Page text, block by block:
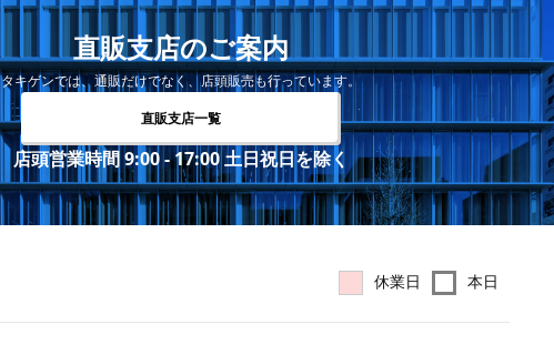
直販支店のご案内
タキゲンでは、通販だけでなく、店頭販売も行っています。
直販支店一覧
店頭営業時間 9:00 - 17:00 土日祝日を除く
休業日 本日